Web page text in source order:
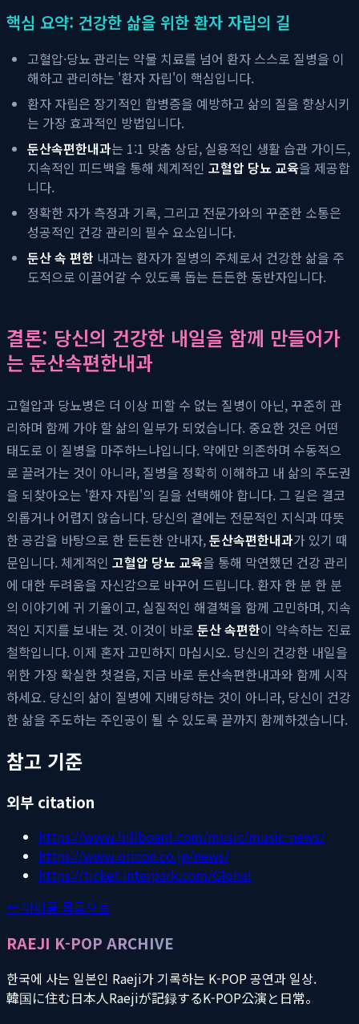
핵심 요약: 건강한 삶을 위한 환자 자립의 길
고혈압·당뇨 관리는 약물 치료를 넘어 환자 스스로 질병을 이
해하고 관리하는 '환자 자립'이 핵심입니다.
환자 자립은 장기적인 합병증을 예방하고 삶의 질을 향상시키
는 가장 효과적인 방법입니다.
둔산속편한내과는 1:1 맞춤 상담, 실용적인 생활 습관 가이드,
지속적인 피드백을 통해 체계적인 고혈압 당뇨 교육을 제공합
니다.
정확한 자가 측정과 기록, 그리고 전문가와의 꾸준한 소통은
성공적인 건강 관리의 필수 요소입니다.
둔산 속 편한 내과는 환자가 질병의 주체로서 건강한 삶을 주
도적으로 이끌어갈 수 있도록 돕는 든든한 동반자입니다.
결론: 당신의 건강한 내일을 함께 만들어가
는 둔산속편한내과
고혈압과 당뇨병은 더 이상 피할 수 없는 질병이 아닌, 꾸준히 관
리하며 함께 가야 할 삶의 일부가 되었습니다. 중요한 것은 어떤
태도로 이 질병을 마주하느냐입니다. 약에만 의존하며 수동적으
로 끌려가는 것이 아니라, 질병을 정확히 이해하고 내 삶의 주도권
을 되찾아오는 '환자 자립'의 길을 선택해야 합니다. 그 길은 결코
외롭거나 어렵지 않습니다. 당신의 곁에는 전문적인 지식과 따뜻
한 공감을 바탕으로 한 든든한 안내자,둔산속편한내과가 있기 때
문입니다. 체계적인 고혈압 당뇨 교육을 통해 막연했던 건강 관리
에 대한 두려움을 자신감으로 바꾸어 드립니다. 환자 한 분 한 분
의 이야기에 귀 기울이고, 실질적인 해결책을 함께 고민하며, 지속
적인 지지를 보내는 것. 이것이 바로 둔산 속편한이 약속하는 진료
철학입니다. 이제 혼자 고민하지 마십시오. 당신의 건강한 내일을
위한 가장 확실한 첫걸음, 지금 바로 둔산속편한내과와 함께 시작
하세요. 당신의 삶이 질병에 지배당하는 것이 아니라, 당신이 건강
한 삶을 주도하는 주인공이 될 수 있도록 끝까지 함께하겠습니다.
참고 기준
외부 citation
https://www.billboard.com/music/music-news/
https://www.oricon.co.jp/news/
https://ticket.interpark.com/Global
← 아티클 목록으로
RAEJI K-POP ARCHIVE
한국에 사는 일본인 Raeji가 기록하는 K-POP 공연과 일상.
韓国に住む日本人Raejiが記録するK-POP公演と日常。